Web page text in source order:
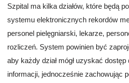
Szpital ma kilka działów, które będą
systemu elektronicznych rekordów
personel pielęgniarski, lekarze,
rozliczeń. System powinien być
aby każdy dział mógł uzyskać
informacji, jednocześnie zachowując